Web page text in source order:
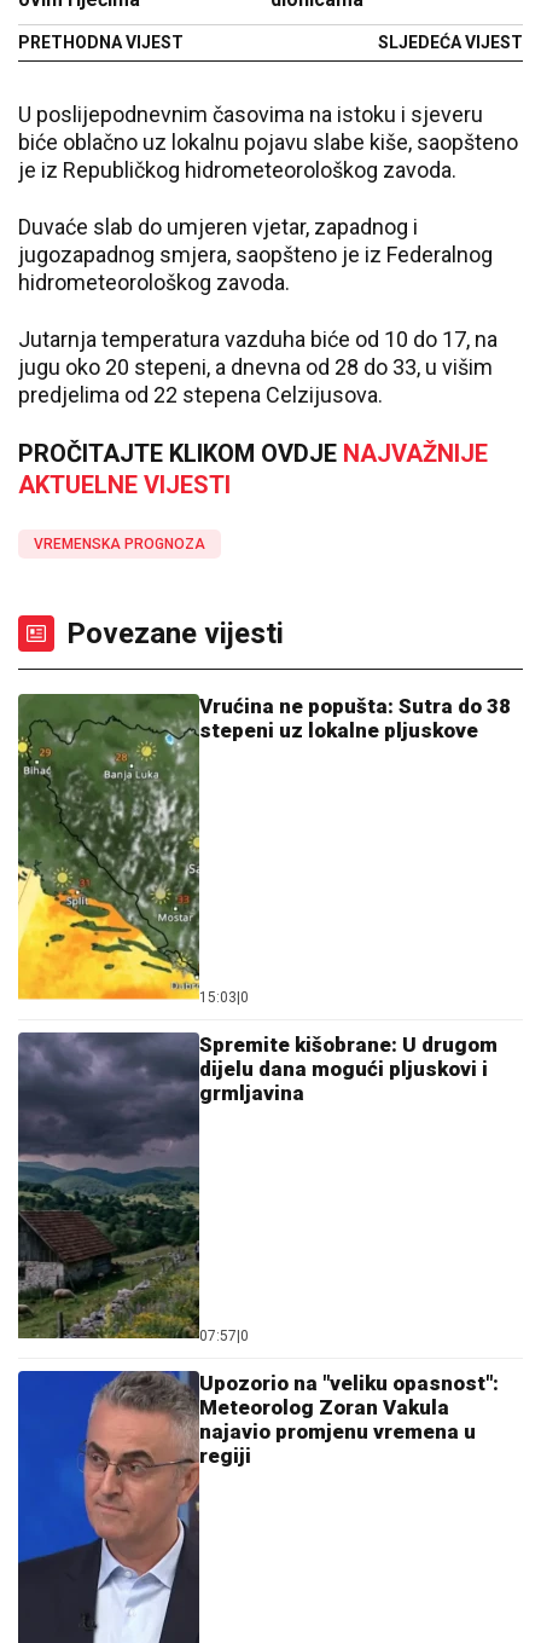
PRETHODNA VIJEST SLJEDEĆA VIJEST
U poslijepodnevnim časovima na istoku i sjeveru
biće oblačno uz lokalnu pojavu slabe kiše, saopšteno
je iz Republičkog hidrometeorološkog zavoda.
Duvaće slab do umjeren vjetar, zapadnog i
jugozapadnog smjera, saopšteno je iz Federalnog
hidrometeorološkog zavoda.
Јutarnja temperatura vazduha biće od 10 do 17, na
jugu oko 20 stepeni, a dnevna od 28 do 33, u višim
predjelima od 22 stepena Celzijusova.
PROČITAJTE KLIKOM OVDJE NAJVAŽNIJE
AKTUELNE VIJESTI
VREMENSKA PROGNOZA
Povezane vijesti
Vrućina ne popušta: Sutra do 38
stepeni uz lokalne pljuskove
15:03 0
Spremite kišobrane: U drugom
dijelu dana mogući pljuskovi i
grmljavina
07:57 0
Upozorio na "veliku opasnost":
Meteorolog Zoran Vakula
najavio promjenu vremena u
regiji